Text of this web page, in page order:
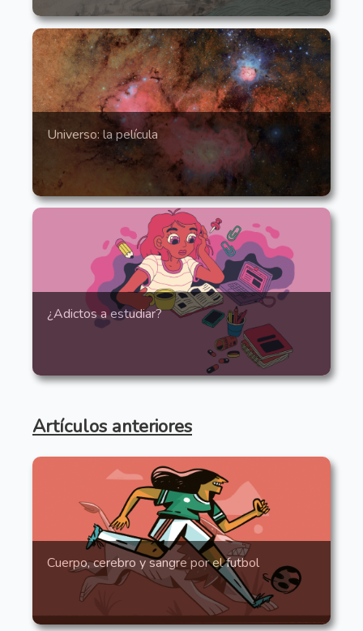
Universo: la película
¿Adictos a estudiar?
Artículos anteriores
Cuerpo, cerebro y sangre por el futbol